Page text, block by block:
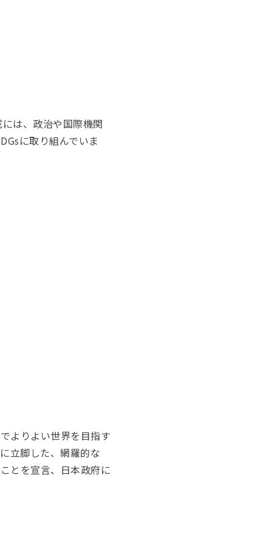
は、政治や国際機関
に取り組んでいま
よりよい世界を目指す
立脚した、網羅的な
とを宣言、日本政府に